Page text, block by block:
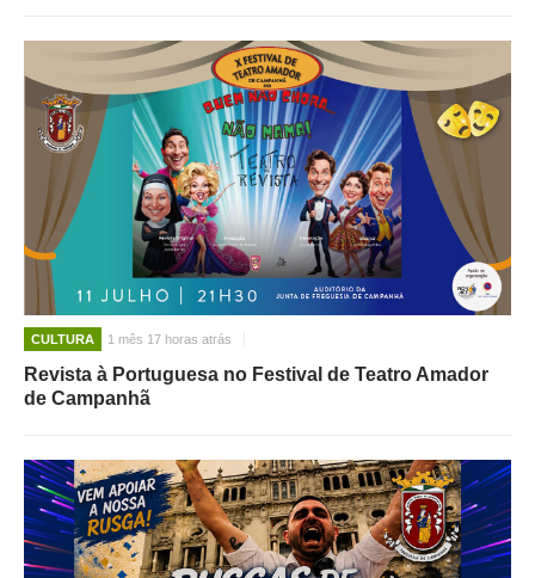
CULTURA 1 mês 17 horas atrás
Revista à Portuguesa no Festival de Teatro Amador
de Campanhã